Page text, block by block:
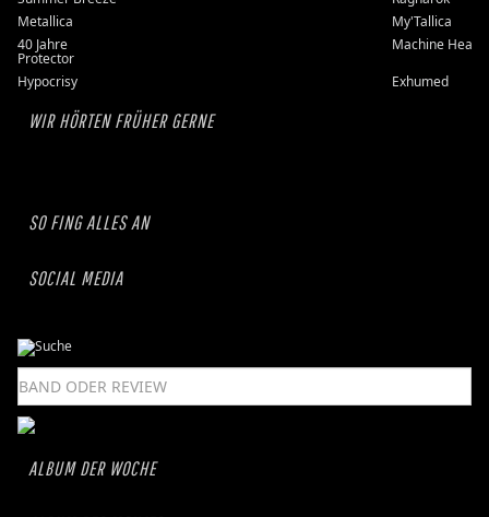
Metallica
My'Tallica
40 Jahre
Protector
Machine Head
Hypocrisy
Exhumed
WIR HÖRTEN FRÜHER GERNE
SO FING ALLES AN
SOCIAL MEDIA
ALBUM DER WOCHE